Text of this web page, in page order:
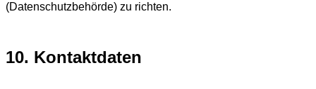
(Datenschutzbehörde) zu richten.
10. Kontaktdaten